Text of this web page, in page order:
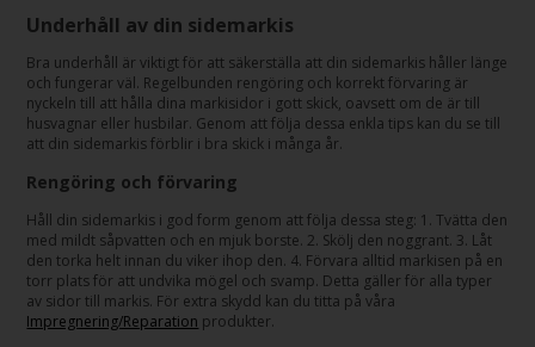
Underhåll av din sidemarkis
Bra underhåll är viktigt för att säkerställa att din sidemarkis håller länge
och fungerar väl. Regelbunden rengöring och korrekt förvaring är
nyckeln till att hålla dina markisidor i gott skick, oavsett om de är till
husvagnar eller husbilar. Genom att följa dessa enkla tips kan du se till
att din sidemarkis förblir i bra skick i många år.
Rengöring och förvaring
Håll din sidemarkis i god form genom att följa dessa steg: 1. Tvätta den
med mildt såpvatten och en mjuk borste. 2. Skölj den noggrant. 3. Låt
den torka helt innan du viker ihop den. 4. Förvara alltid markisen på en
torr plats för att undvika mögel och svamp. Detta gäller för alla typer
av sidor till markis. För extra skydd kan du titta på våra
Impregnering/Reparation produkter.